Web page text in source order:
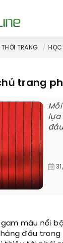
THỜI TRANG
trang
lựa
gam màu nổi
đầu trong